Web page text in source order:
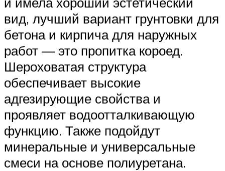
вид, лучший вариант грунтовки для
бетона и кирпича для наружных
работ — это пропитка короед.
Шероховатая структура
обеспечивает высокие
адгезирующие свойства и
проявляет водоотталкивающую
функцию. Также подойдут
минеральные и универсальные
смеси на основе полиуретана.